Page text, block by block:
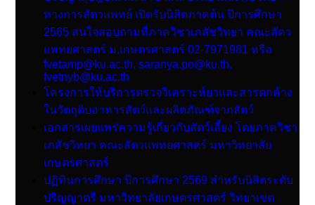
ทางการสัตวแพทย์ เปิดรับนิสิตภาคต้น ปีการศึกษา
2565 สนใจสอบถามที่ภาควิชาเภสัชวิทยา คณะสัตว
แพทยศาสตร์ ม.เกษตรศาสตร์ 02-7971981 หรือ
fvetamp@ku.ac.th, saranya.po@ku.th,
fvetnyb@ku.ac.th
โครงการให้บริการตรวจวิเคราะห์ยาและสารตกค้าง
ในวัตถุดิบอาหารสัตว์และผลิตภัณฑ์จากสัตว์
เอกสารเผยแพร่ความรู้เกี่ยวกับสัตว์เลี้ยง โดยภาควิชา
เภสัชวิทยา คณะสัตวแพทยศาสตร์ มหาวิทยาลัย
เกษตรศาสตร์
ปฏิทินการศึกษา ปีการศึกษา 2569 สําหรับนิสิตระดับ
ปริญญาตรี มหาวิทยาลัยเกษตรศาสตร์ วิทยาเขต